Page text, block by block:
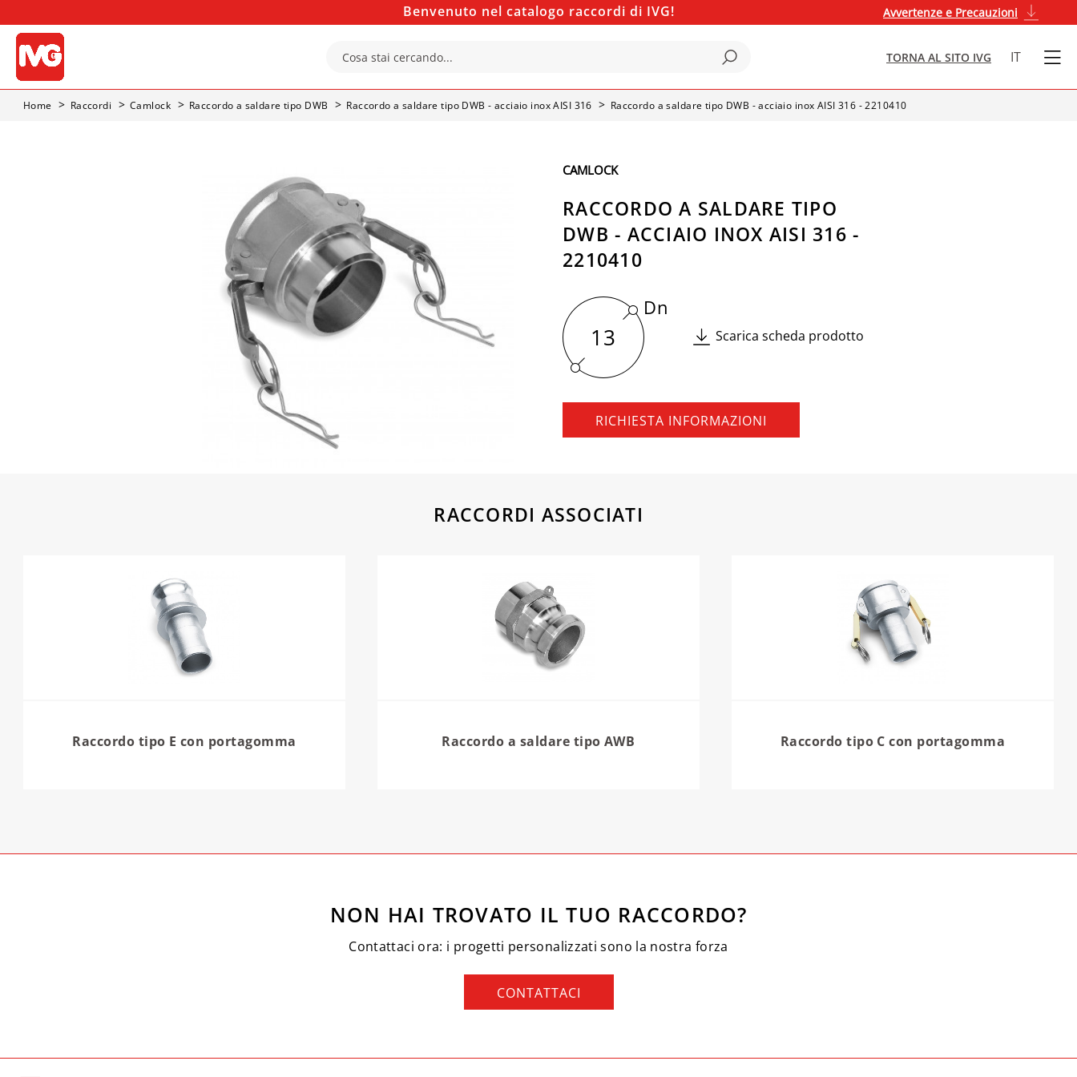
Benvenuto nel catalogo raccordi di IVG! Avvertenze e Precauzioni
TORNA AL SITO IVG IT
Home Raccordi Camlock Raccordo a saldare tipo DWB Raccordo a saldare tipo DWB - acciaio inox AISI 316 Raccordo a saldare tipo DWB - acciaio inox AISI 316 - 2210410
CAMLOCK
RACCORDO A SALDARE TIPO
DWB - ACCIAIO INOX AISI 316 -
2210410
13
Dn
Scarica scheda prodotto
RICHIESTA INFORMAZIONI
RACCORDI ASSOCIATI
Raccordo tipo E con portagomma Raccordo a saldare tipo AWB Raccordo tipo C con portagomma
NON HAI TROVATO IL TUO RACCORDO?
Contattaci ora: i progetti personalizzati sono la nostra forza
CONTATTACI